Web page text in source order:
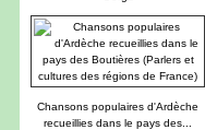
Chansons populaires d'Ardèche
recueillies dans le pays des...